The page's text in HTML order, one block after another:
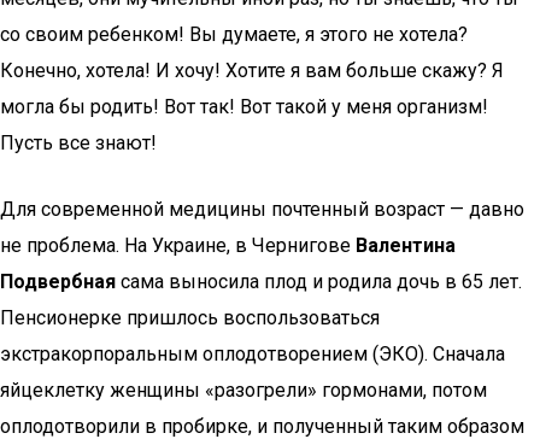
со своим ребенком! Вы думаете, я этого не хотела?
Конечно, хотела! И хочу! Хотите я вам больше скажу? Я
могла бы родить! Вот так! Вот такой у меня организм!
Пусть все знают!
Для современной медицины почтенный возраст — давно
не проблема. На Украине, в Чернигове Валентина
Подвербная сама выносила плод и родила дочь в 65 лет.
Пенсионерке пришлось воспользоваться
экстракорпоральным оплодотворением (ЭКО). Сначала
яйцеклетку женщины «разогрели» гормонами, потом
оплодотворили в пробирке, и полученный таким образом